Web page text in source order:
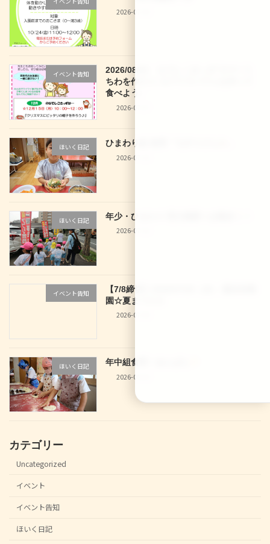
2026-07-30
イベント告知
2026/08/03 なでしこきっず サマーう
ちわを作ろう♪＆アイスパフェを作って
食べよう♪
2026-07-27
ほいく日記 ひまわり組 食育「七夕うどん
2026-07-10
ほいく日記 年少・ひまわり 西大路駅へお散歩
2026-07-10
イベント告知
【7/8締切】2026/07/29（水） 龍谷幼稚
園☆夏まつり☆
2026-07-04
ほいく日記
年中組食育！あんぱん
2026-06-30
カテゴリー
Uncategorized
イベント
イベント告知
ほいく日記